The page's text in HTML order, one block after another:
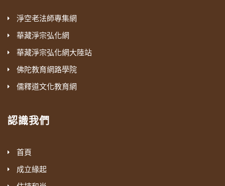
幫助他生到忉利天，忉利天就是欲界第二層天，
第一層四王天，第二層忉利天。幫助他生到忉利
天，這個是非常殊勝，但是還在欲界，欲界的第
二層。欲界第三層，夜摩天以上，都要有一點定
忉利天，這是最高的。所以我們看《地藏經》，
就是超生到忉利天。目連這裡也是，「遂生天
上」。『繇此』，就是這個由來，盂蘭盆法會的
什麼原因呢？實在是由於當初出家，並不是真正
想依止正知見的師父，來了脫生死的」，不是為
這個事情而來的，「而是一時興起，偶然巧合地
拜師而已」。一時興起，就是一時有這個興趣，
想要出家，來拜師父。偶而巧合，有時候會找一
就是偶而巧合，因緣際會、偶而巧合，剛好這邊
起，一時興趣起來。
淨空老法師專集網
華藏淨宗弘化網
華藏淨宗弘化網大陸站
佛陀教育網路學院
儒釋道文化教育網
認識我們
首頁
成立緣起